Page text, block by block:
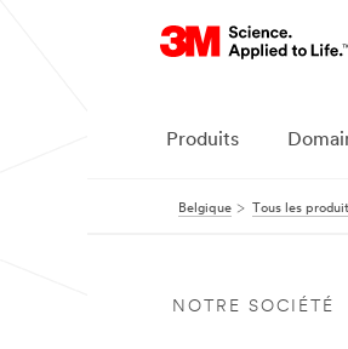
Produits
Belgique Tous les
NOTRE SOCIÉTÉ